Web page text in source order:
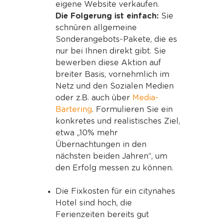
eigene Website verkaufen.
Die Folgerung ist einfach: Sie
schnüren allgemeine
Sonderangebots-Pakete, die es
nur bei Ihnen direkt gibt. Sie
bewerben diese Aktion auf
breiter Basis, vornehmlich im
Netz und den Sozialen Medien
oder z.B. auch über Media-
Bartering. Formulieren Sie ein
konkretes und realistisches Ziel,
etwa „10% mehr
Übernachtungen in den
nächsten beiden Jahren“, um
den Erfolg messen zu können.
Die Fixkosten für ein citynahes
Hotel sind hoch, die
Ferienzeiten bereits gut